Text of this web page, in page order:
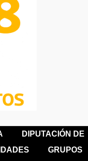
DIPUTACIÓN DE
GRUPOS